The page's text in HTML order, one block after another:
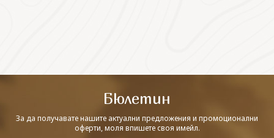
Бюлетин
За да получавате нашите актуални предложения и промоционални
оферти, моля впишете своя имейл.